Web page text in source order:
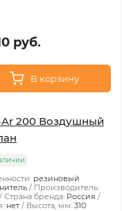
руб.
В корзину
200 Воздушный
резиновый
Производитель:
Страна бренда: Россия
нет Высота, мм: 310